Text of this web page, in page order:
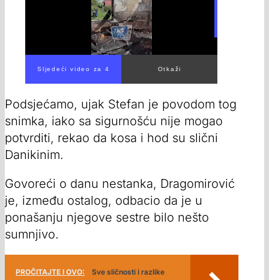
Sljedeći video za 1 Otkaži
Podsjećamo, ujak Stefan je povodom tog
snimka, iako sa sigurnošću nije mogao
potvrditi, rekao da kosa i hod su slični
Danikinim.
Govoreći o danu nestanka, Dragomirović
je, između ostalog, odbacio da je u
ponašanju njegove sestre bilo nešto
sumnjivo.
PROČITAJTE I OVO:
Sve sličnosti i razlike